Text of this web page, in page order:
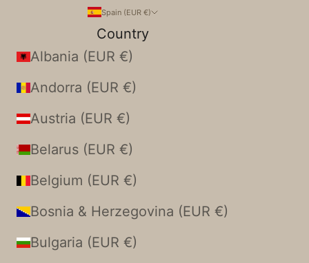
Spain (EUR €)
Country
Albania (EUR €)
Andorra (EUR €)
Austria (EUR €)
Belarus (EUR €)
Belgium (EUR €)
Bosnia & Herzegovina (EUR €)
Bulgaria (EUR €)